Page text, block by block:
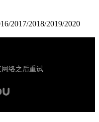
2017/2018/2019/2020